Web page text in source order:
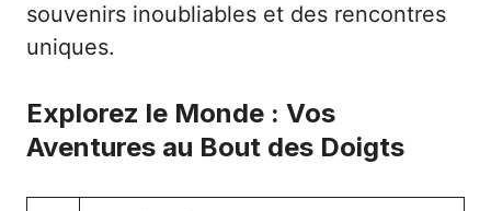
souvenirs inoubliables et des rencontres
uniques.
Explorez le Monde : Vos
Aventures au Bout des Doigts